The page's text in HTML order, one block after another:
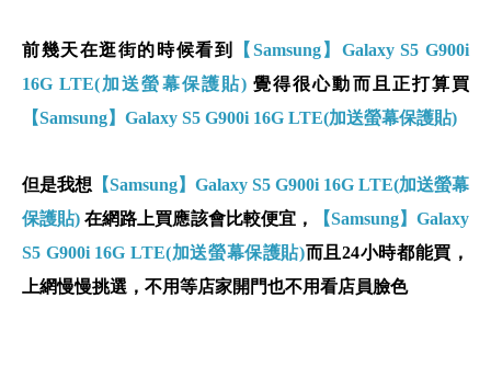
前幾天在逛街的時候看到
【Samsung】Galaxy S5 G900i
16G LTE(加送螢幕保護貼)覺得很心動而且正打算買
【Samsung】Galaxy S5 G900i 16G LTE(加送螢幕保護貼)
但是我想 【Samsung】Galaxy S5 G900i 16G LTE(加送螢幕
保護貼) 在網路上買應該會比較便宜，
【Samsung】Galaxy
S5 G900i 16G LTE(加送螢幕保護貼)而且24小時都能買，
上網慢慢挑選，不用等店家開門也不用看店員臉色